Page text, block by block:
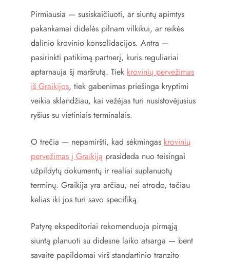
Pirmiausia — susiskaičiuoti, ar siuntų apimtys
pakankamai didelės pilnam vilkikui, ar reikės
dalinio krovinio konsolidacijos. Antra —
pasirinkti patikimą partnerį, kuris reguliariai
aptarnauja šį maršrutą. Tiek krovinių pervežimas
iš Graikijos, tiek gabenimas priešinga kryptimi
veikia sklandžiau, kai vežėjas turi nusistovėjusius
ryšius su vietiniais terminalais.
O trečia — nepamiršti, kad sėkmingas krovinių
pervežimas į Graikiją prasideda nuo teisingai
užpildytų dokumentų ir realiai suplanuotų
terminų. Graikija yra arčiau, nei atrodo, tačiau
kelias iki jos turi savo specifiką.
Patyrę ekspeditoriai rekomenduoja pirmąją
siuntą planuoti su didesne laiko atsarga — bent
savaitė papildomai virš standartinio tranzito